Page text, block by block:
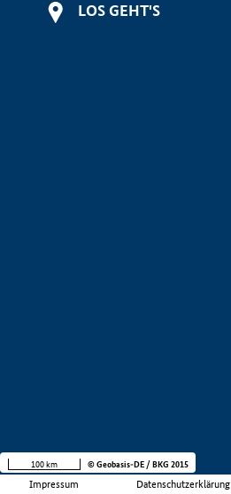
LOS GEHT'S
Impressum Datenschutzerklärung
100 km © Geobasis-DE / BKG 2015